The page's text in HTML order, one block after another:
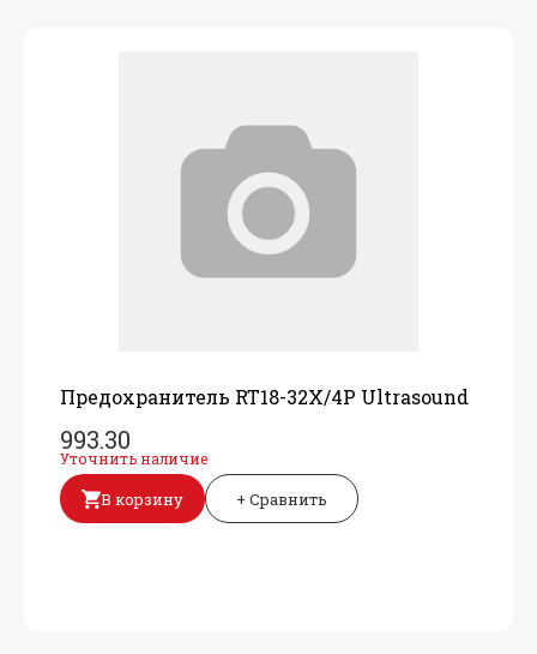
Предохранитель RT18-32X/4P Ultrasound
993.30
Уточнить наличие
В корзину + Сравнить